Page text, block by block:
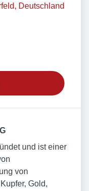
Deutschland
und ist einer
von
Gold,